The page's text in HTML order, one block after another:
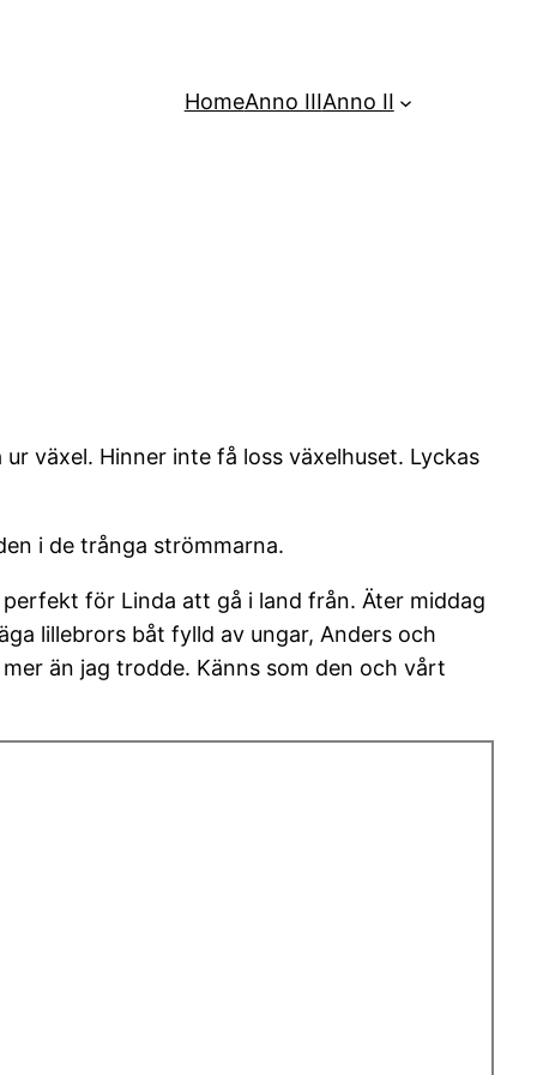
HomeAnno IIIAnno II
växel. Hinner inte få loss växelhuset. Lyckas
i de trånga strömmarna.
för Linda att gå i land från. Äter middag
lillebrors båt fylld av ungar, Anders och
än jag trodde. Känns som den och vårt